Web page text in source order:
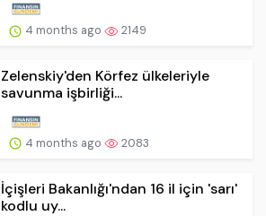
4 months ago 2149
Zelenskiy'den Körfez ülkeleriyle
savunma işbirliği...
4 months ago 2083
İçişleri Bakanlığı'ndan 16 il için 'sarı'
kodlu uy...